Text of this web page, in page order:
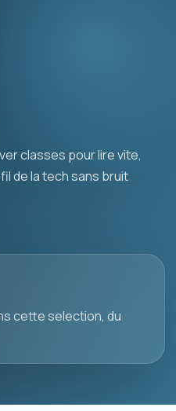
classes pour lire vite,
de la tech sans bruit
cette selection, du